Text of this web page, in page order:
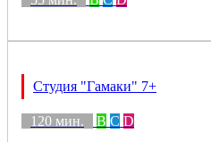
Студия "Гамаки" 7+
120 мин. B C D